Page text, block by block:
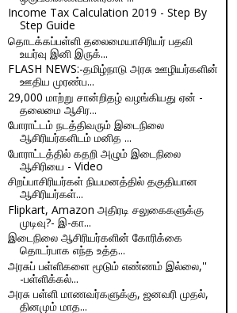
Income Tax Calculation 2019 - Step By
Step Guide
தொடக்கப்பள்ளி தலைமையாசிரியர் பதவி
உயர்வு இனி இருக்...
FLASH NEWS:-தமிழ்நாடு அரசு ஊழியர்களின்
ஊதிய முரண்ப...
29,000 மாற்று சான்றிதழ் வழங்கியது ஏன் -
தலைமை ஆசிர...
போராட்டம் நடத்திவரும் இடைநிலை
ஆசிரியர்களிடம் மனித ...
போராட்டத்தில் கதறி அழும் இடைநிலை
ஆசிரியை - Video
சிறப்பாசிரியர்கள் நியமனத்தில் தகுதியான
ஆசிரியர்கள்...
Flipkart, Amazon அதிரடி சலுகைகளுக்கு
முடிவு?- இ-கா...
இடைநிலை ஆசிரியர்களின் கோரிக்கை
தொடர்பாக எந்த உத்த...
அரசுப் பள்ளிகளை மூடும் எண்ணம் இல்லை,''
-பள்ளிக்கல்...
அரசு பள்ளி மாணவர்களுக்கு, ஜனவரி முதல்,
தினமும் மாத...